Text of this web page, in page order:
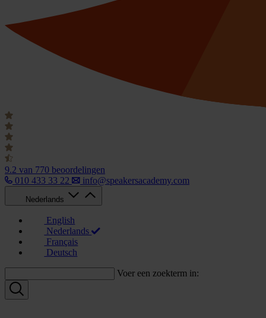
9.2 van 770 beoordelingen
010 433 33 22
info@speakersacademy.com
Nederlands
English
Nederlands
Français
Deutsch
Voer een zoekterm in: